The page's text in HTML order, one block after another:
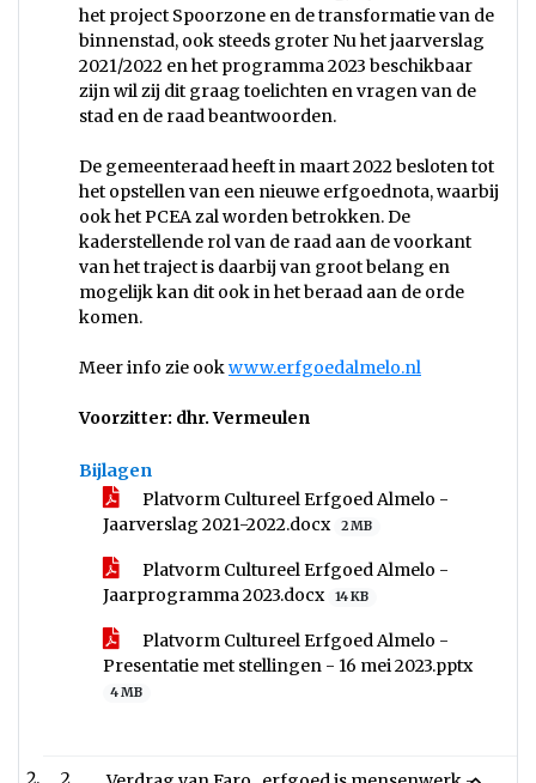
het project Spoorzone en de transformatie van de
binnenstad, ook steeds groter Nu het jaarverslag
2021/2022 en het programma 2023 beschikbaar
zijn wil zij dit graag toelichten en vragen van de
stad en de raad beantwoorden.
De gemeenteraad heeft in maart 2022 besloten tot
het opstellen van een nieuwe erfgoednota, waarbij
ook het PCEA zal worden betrokken. De
kaderstellende rol van de raad aan de voorkant
van het traject is daarbij van groot belang en
mogelijk kan dit ook in het beraad aan de orde
komen.
Meer info zie ookwww.erfgoedalmelo.nl
Voorzitter: dhr. Vermeulen
Bijlagen
Platvorm Cultureel Erfgoed Almelo -
Jaarverslag 2021-2022.docx
2 MB
Platvorm Cultureel Erfgoed Almelo -
Jaarprogramma 2023.docx
14 KB
Platvorm Cultureel Erfgoed Almelo -
Presentatie met stellingen - 16 mei 2023.pptx
4 MB
2